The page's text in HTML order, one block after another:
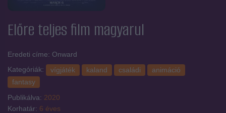
Előre teljes film magyarul
Eredeti címe: Onward
Kategóriák:
vígjáték kaland családi
animáció
fantasy
Publikálva: 2020
Korhatár: 6 éves